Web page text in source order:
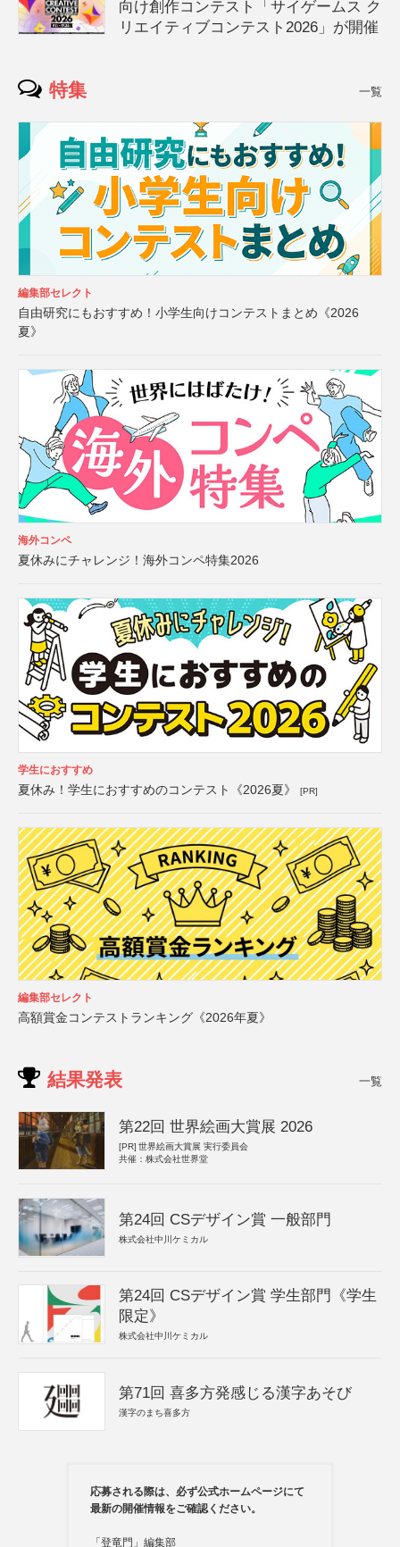
向け創作コンテスト「サイゲームス ク
リエイティブコンテスト2026」が開催
特集 一覧
編集部セレクト
自由研究にもおすすめ！小学生向けコンテストまとめ《2026
夏》
海外コンペ
夏休みにチャレンジ！海外コンペ特集2026
学生におすすめ
夏休み！学生におすすめのコンテスト《2026夏》 [PR]
編集部セレクト
高額賞金コンテストランキング《2026年夏》
結果発表 一覧
第22回 世界絵画大賞展 2026
[PR] 世界絵画大賞展 実行委員会
共催：株式会社世界堂
第24回 CSデザイン賞 一般部門
株式会社中川ケミカル
第24回 CSデザイン賞 学生部門《学生
限定》
株式会社中川ケミカル
第71回 喜多方発感じる漢字あそび
漢字のまち喜多方
応募される際は、必ず公式ホームページにて
最新の開催情報をご確認ください。
「登竜門」編集部